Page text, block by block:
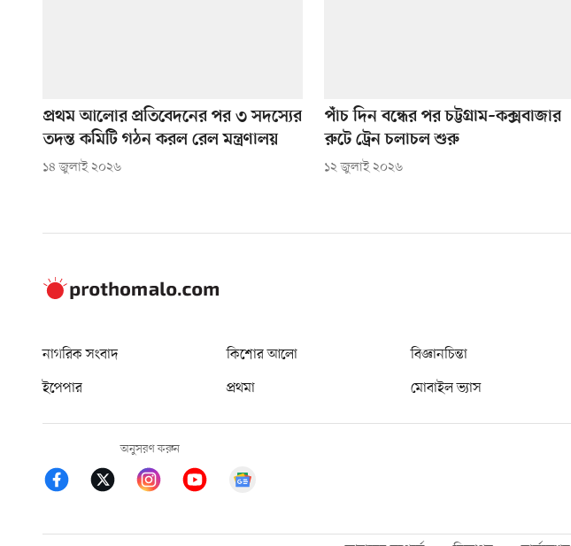
প্রথম আলোর প্রতিবেদনের পর ৩ সদস্যের
তদন্ত কমিটি গঠন করল রেল মন্ত্রণালয়
১৪ জুলাই ২০২৬
পাঁচ দিন বন্ধের পর চট্টগ্রাম–কক্সবাজার
রুটে ট্রেন চলাচল শুরু
১২ জুলাই ২০২৬
নাগরিক সংবাদ কিশোর আলো বিজ্ঞানচিন্তা
ইপেপার
প্রথমা মোবাইল ভ্যাস
অনুসরণ করুন